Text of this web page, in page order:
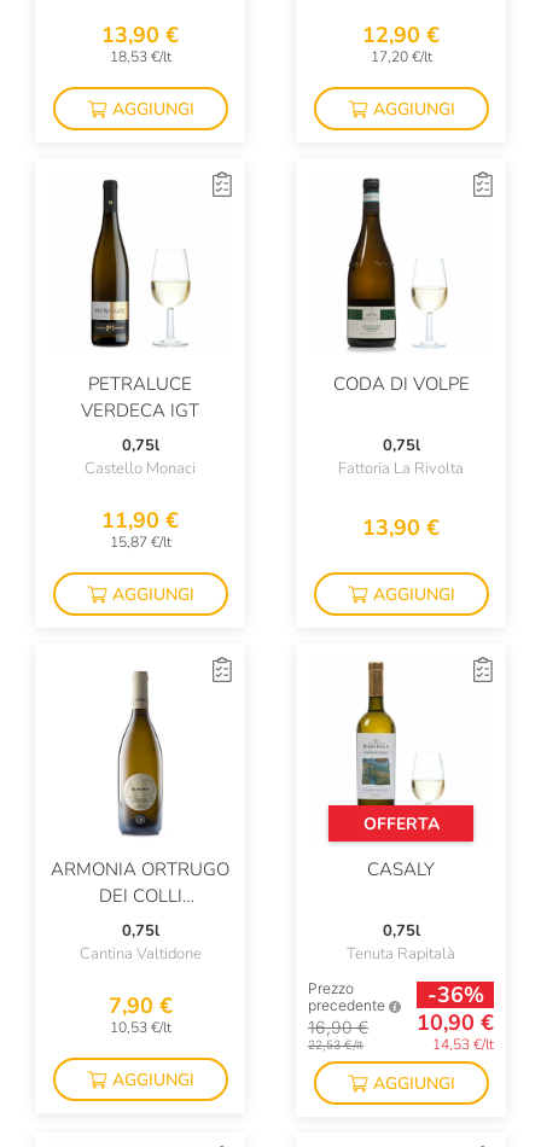
Patrizia Cadore
Philipponnat
Pietraventosa
Pio Cesare
Planeta
Podere Alberese
Podere Il Saliceto
Poggio Al Tesoro
Possa
Pranzegg
Principe Pallavicini
Principiano
Produttori Del Barbaresco
Produttori Di Carema
Produttori Di Manduria
Prunotto
Quinta De La Rosa
Raffaele Palma
Ramos Pinto
13,90 €
18,53 €/lt
AGGIUNGI
12,90 €
17,20 €/lt
AGGIUNGI
PETRALUCE
VERDECA IGT
0,75l
Castello Monaci
11,90 €
15,87 €/lt
AGGIUNGI
CODA DI VOLPE
0,75l
Fattoria La Rivolta
13,90 €
AGGIUNGI
ARMONIA ORTRUGO
DEI COLLI
PIACENTINI
0,75l
Cantina Valtidone
7,90 €
10,53 €/lt
AGGIUNGI
OFFERTA
CASALY
0,75l
Tenuta Rapitalà
Prezzo
precedente
16,90 €
22,53 €/lt
-36%
10,90 €
14,53 €/lt
AGGIUNGI